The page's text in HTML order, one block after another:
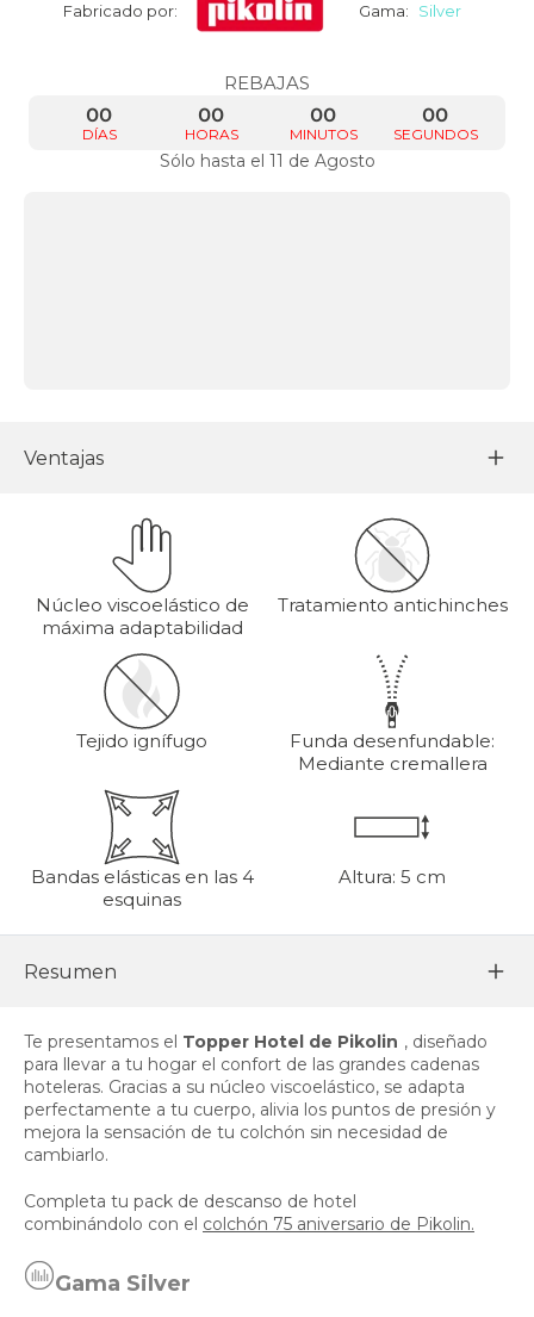
Fabricado por: Gama: Silver
REBAJAS
DÍAS
00
HORAS
00
MINUTOS
00
SEGUNDOS
00
Sólo hasta el 11 de Agosto
Ventajas
Núcleo viscoelástico de
máxima adaptabilidad
Tratamiento antichinches
Tejido ignífugo
Funda desenfundable:
Mediante cremallera
Bandas elásticas en las 4
esquinas
Altura: 5 cm
Resumen
Te presentamos el Topper Hotel de Pikolin , diseñado
para llevar a tu hogar el confort de las grandes cadenas
hoteleras. Gracias a su núcleo viscoelástico, se adapta
perfectamente a tu cuerpo, alivia los puntos de presión y
mejora la sensación de tu colchón sin necesidad de
cambiarlo.
Completa tu pack de descanso de hotel
combinándolo con el colchón 75 aniversario de Pikolin.
Gama Silver